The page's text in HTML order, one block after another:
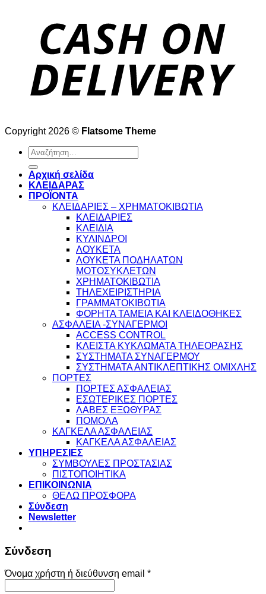
Copyright 2026 © Flatsome Theme
Αναζήτηση
για:
Αρχική σελίδα
ΚΛΕΙΔΑΡΑΣ
ΠΡΟΪΟΝΤΑ
ΚΛΕΙΔΑΡΙΕΣ – ΧΡΗΜΑΤΟΚΙΒΩΤΙΑ
ΚΛΕΙΔΑΡΙΕΣ
ΚΛΕΙΔΙΑ
ΚΥΛΙΝΔΡΟΙ
ΛΟΥΚΕΤΑ
ΛΟΥΚΕΤΑ ΠΟΔΗΛΑΤΩΝ
ΜΟΤΟΣΥΚΛΕΤΩΝ
ΧΡΗΜΑΤΟΚΙΒΩΤΙΑ
ΤΗΛΕΧΕΙΡΙΣΤΗΡΙΑ
ΓΡΑΜΜΑΤΟΚΙΒΩΤΙΑ
ΦΟΡΗΤΑ ΤΑΜΕΙΑ ΚΑΙ ΚΛΕΙΔΟΘΗΚΕΣ
ΑΣΦΑΛΕΙΑ -ΣΥΝΑΓΕΡΜΟΙ
ACCESS CONTROL
ΚΛΕΙΣΤΑ ΚΥΚΛΩΜΑΤΑ ΤΗΛΕΟΡΑΣΗΣ
ΣΥΣΤΗΜΑΤΑ ΣΥΝΑΓΕΡΜΟΥ
ΣΥΣΤΗΜΑΤΑ ΑΝΤΙΚΛΕΠΤΙΚΗΣ ΟΜΙΧΛΗΣ
ΠΟΡΤΕΣ
ΠΟΡΤΕΣ ΑΣΦΑΛΕΙΑΣ
ΕΣΩΤΕΡΙΚΕΣ ΠΟΡΤΕΣ
ΛΑΒΕΣ ΕΞΩΘΥΡΑΣ
ΠΟΜΟΛΑ
ΚΑΓΚΕΛΑ ΑΣΦΑΛΕΙΑΣ
ΚΑΓΚΕΛΑ ΑΣΦΑΛΕΙΑΣ
ΥΠΗΡΕΣΙΕΣ
ΣΥΜΒΟΥΛΕΣ ΠΡΟΣΤΑΣΙΑΣ
ΠΙΣΤΟΠΟΙΗΤΙΚΑ
ΕΠΙΚΟΙΝΩΝΙΑ
ΘΕΛΩ ΠΡΟΣΦΟΡΑ
Σύνδεση
Newsletter
Σύνδεση
Όνομα χρήστη ή διεύθυνση email *Απαιτείται